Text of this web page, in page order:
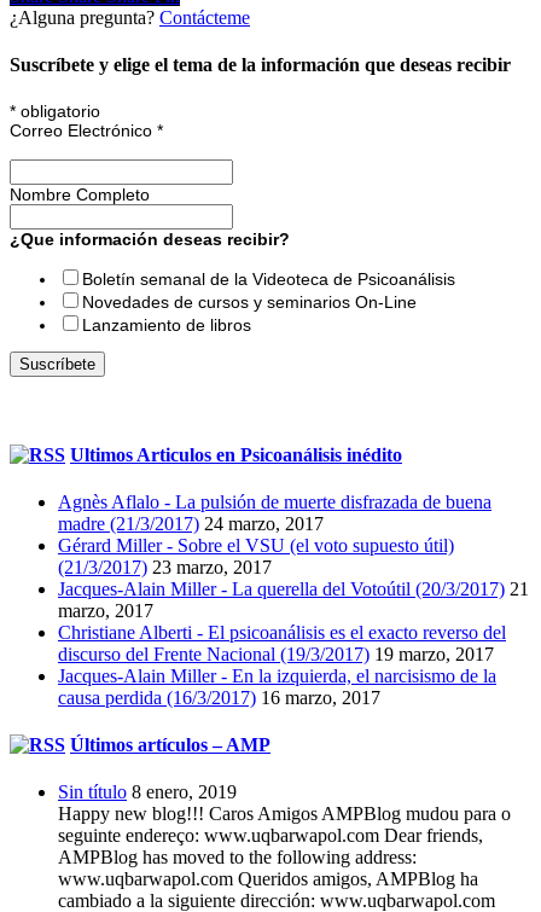
¿Alguna pregunta? Contácteme
Suscríbete y elige el tema de la información que deseas recibir
* obligatorio
Correo Electrónico *
Nombre Completo
¿Que información deseas recibir?
Boletín semanal de la Videoteca de Psicoanálisis
Novedades de cursos y seminarios On-Line
Lanzamiento de libros
Ultimos Articulos en Psicoanálisis inédito
Agnès Aflalo - La pulsión de muerte disfrazada de buena
madre (21/3/2017) 24 marzo, 2017
Gérard Miller - Sobre el VSU (el voto supuesto útil)
(21/3/2017) 23 marzo, 2017
Jacques-Alain Miller - La querella del Votoútil (20/3/2017) 21
marzo, 2017
Christiane Alberti - El psicoanálisis es el exacto reverso del
discurso del Frente Nacional (19/3/2017) 19 marzo, 2017
Jacques-Alain Miller - En la izquierda, el narcisismo de la
causa perdida (16/3/2017) 16 marzo, 2017
Últimos artículos – AMP
Sin título 8 enero, 2019
Happy new blog!!! Caros Amigos AMPBlog mudou para o
seguinte endereço: www.uqbarwapol.com Dear friends,
AMPBlog has moved to the following address:
www.uqbarwapol.com Queridos amigos, AMPBlog ha
cambiado a la siguiente dirección: www.uqbarwapol.com